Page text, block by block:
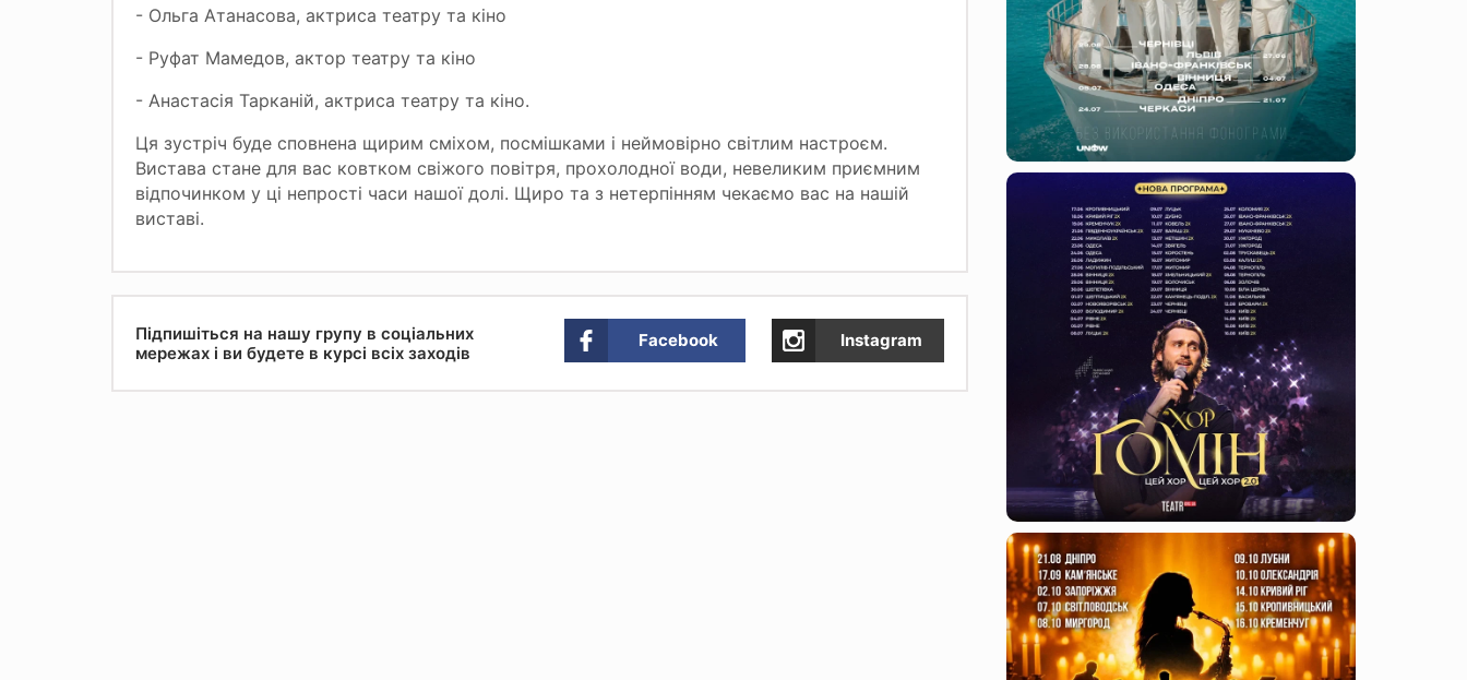
- Ольга Атанасова, актриса театру та кіно
- Руфат Мамедов, актор театру та кіно
- Анастасія Тарканій, актриса театру та кіно.
Ця зустріч буде сповнена щирим сміхом, посмішками і неймовірно світлим настроєм.
Вистава стане для вас ковтком свіжого повітря, прохолодної води, невеликим приємним
відпочинком у ці непрості часи нашої долі. Щиро та з нетерпінням чекаємо вас на нашій
виставі.
Підпишіться на нашу групу в соціальних
мережах і ви будете в курсі всіх заходів
Facebook Instagram